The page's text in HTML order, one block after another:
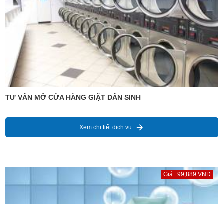
TƯ VẤN MỞ CỬA HÀNG GIẶT DÂN SINH
Xem chi tiết dịch vụ
Giá : 99,889 VNĐ